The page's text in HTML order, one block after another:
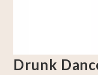
Drunk